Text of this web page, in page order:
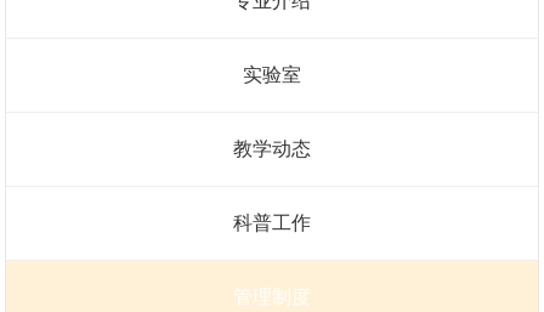
实验室
教学动态
科普工作
管理制度